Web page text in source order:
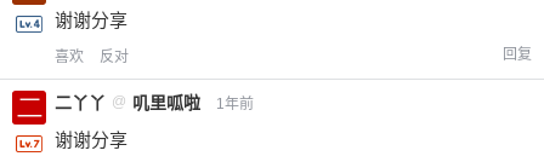
谢谢分享
喜欢 反对 回复
二丫丫 @ 叽里呱啦 1年前
谢谢分享